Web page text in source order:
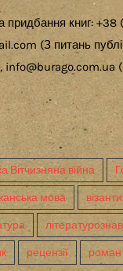
придбання книг:
(З питань
Вітчизняна війна
мова
рецензії роман